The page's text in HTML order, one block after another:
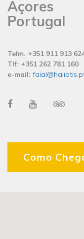
Açores
Portugal
Telm. +351 911 913
Tlf: +351 262 781 160
e-mail:
Como